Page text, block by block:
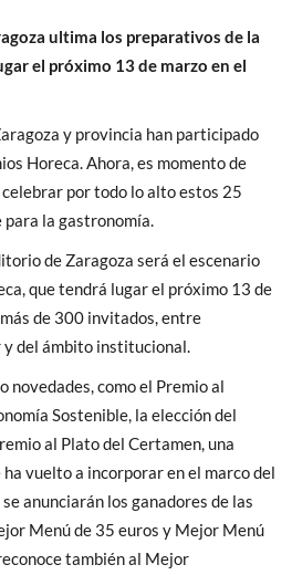
ultima los preparativos de la
el próximo 13 de marzo en el
y provincia han participado
Horeca. Ahora, es momento de
por todo lo alto estos 25
la gastronomía.
de Zaragoza será el escenario
que tendrá lugar el próximo 13 de
de 300 invitados, entre
del ámbito institucional.
novedades, como el Premio al
Sostenible, la elección del
al Plato del Certamen, una
vuelto a incorporar en el marco del
anunciarán los ganadores de las
Menú de 35 euros y Mejor Menú
también al Mejor